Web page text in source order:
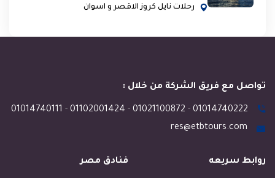
رحلات نايل كروز الاقصر و اسوان
تواصل مع فريق الشركة من خلال :
01014740222
-
01021100872
-
01102001424
-
01014740111
res@etbtours.com
روابط سريعه فنادق مصر